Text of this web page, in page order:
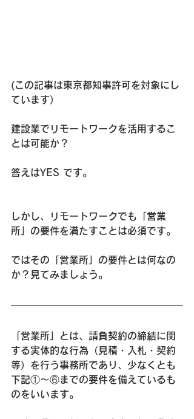
(この記事は東京都知事許可を対象にし
ています）
建設業でリモートワークを活用するこ
とは可能か？
答えはYES です。
しかし、リモートワークでも「営業
所」の要件を満たすことは必須です。
ではその「営業所」の要件とは何なの
か？見てみましょう。
「営業所」とは、請負契約の締結に関
する実体的な行為（見積・入札・契約
等）を行う事務所であり、少なくとも
下記①～⑥までの要件を備えているも
のをいいます。